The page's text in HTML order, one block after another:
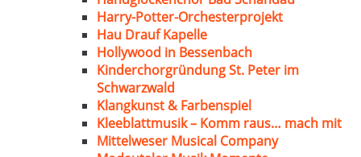
Harry-Potter-Orchesterprojekt
Hau Drauf Kapelle
Hollywood in Bessenbach
Kinderchorgründung St. Peter im
Schwarzwald
Klangkunst & Farbenspiel
Kleeblattmusik – Komm raus… mach mit
Mittelweser Musical Company